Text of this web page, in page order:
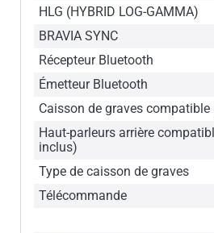
HLG (HYBRID LOG-GAMMA)
BRAVIA SYNC
Récepteur Bluetooth
Émetteur Bluetooth
Caisson de graves
Haut-parleurs arrière
inclus)
Type de caisson de graves
Télécommande